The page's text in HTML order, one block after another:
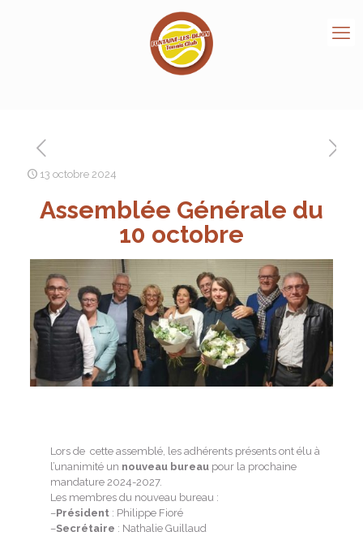
13 octobre 2024
Assemblée Générale du
10 octobre
Lors de cette assemblé, les adhérents présents ont élu à
l’unanimité un nouveau bureaupour la prochaine
mandature 2024-2027.
Les membres du nouveau bureau :
–Président: Philippe Fioré
–Secrétaire : Nathalie Guillaud